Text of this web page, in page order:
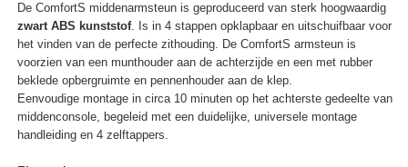
De ComfortS middenarmsteun is geproduceerd van sterk hoogwaardig
zwart ABS kunststof. Is in 4 stappen opklapbaar en uitschuifbaar voor
het vinden van de perfecte zithouding. De ComfortS armsteun is
voorzien van een munthouder aan de achterzijde en een met rubber
beklede opbergruimte en pennenhouder aan de klep.
Eenvoudige montage in circa 10 minuten op het achterste gedeelte van
middenconsole, begeleid met een duidelijke, universele montage
handleiding en 4 zelftappers.